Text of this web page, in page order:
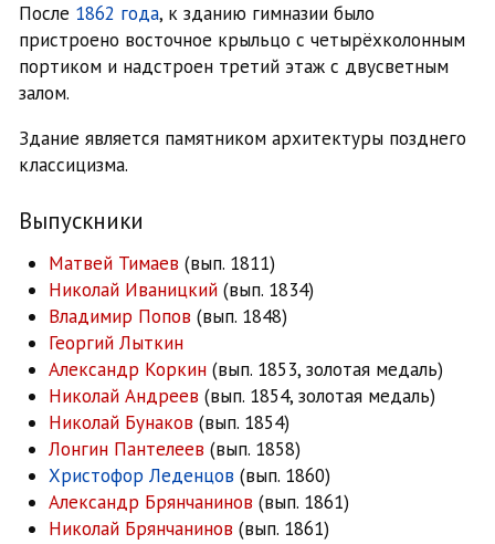
После 1862 года, к зданию гимназии было
пристроено восточное крыльцо с четырёхколонным
портиком и надстроен третий этаж с двусветным
залом.
Здание является памятником архитектуры позднего
классицизма.
Выпускники
Матвей Тимаев (вып. 1811)
Николай Иваницкий (вып. 1834)
Владимир Попов (вып. 1848)
Георгий Лыткин
Александр Коркин (вып. 1853, золотая медаль)
Николай Андреев (вып. 1854, золотая медаль)
Николай Бунаков (вып. 1854)
Лонгин Пантелеев (вып. 1858)
Христофор Леденцов (вып. 1860)
Александр Брянчанинов (вып. 1861)
Николай Брянчанинов (вып. 1861)